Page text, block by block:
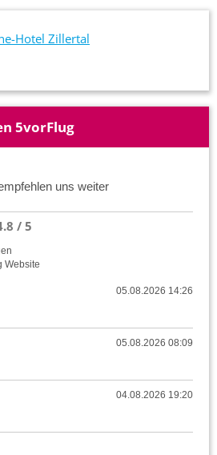
Hotel Zillertal
5vorFlug
uns weiter
/ 5
Website
05.08.2026 14:26
05.08.2026 08:09
04.08.2026 19:20